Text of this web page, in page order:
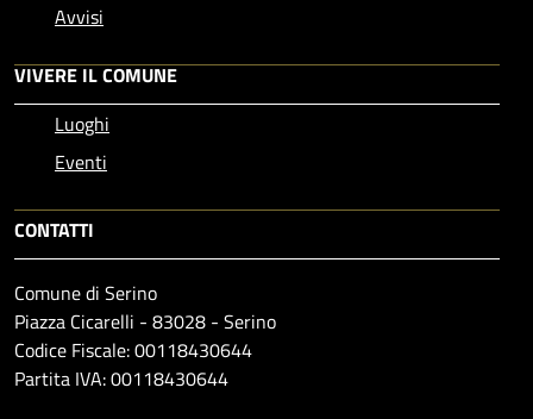
Avvisi
VIVERE IL COMUNE
Luoghi
Eventi
CONTATTI
Comune di Serino
Piazza Cicarelli - 83028 - Serino
Codice Fiscale: 00118430644
Partita IVA: 00118430644